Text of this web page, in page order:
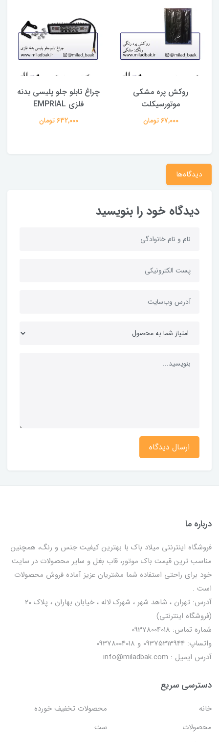
روکش پره مشکی
موتورسیکلت
67,000 تومان
چراغ تابلو جلو پلیسی بدنه
فلزی EMPRIAL
632,000 تومان
دیدگاه‌ها
دیدگاه خود را بنویسید
ارسال دیدگاه
درباره ما
فروشگاه اینترنتی میلاد باک با بهترین کیفیت جنس و رنگ، همچنین
مناسب ترین قیمت باک موتور، قاب بغل و سایر محصولات در سایت
خود برای راحتی استفاده شما مشتریان عزیز آماده فروش محصولات
است .
آدرس: تهران ، شاهد شهر ، شهرک لاله ، خیابان بهاران ، پلاک ۲۰
(فروشگاه اینترنتی)
شماره تماس: 09378004018
واتساپ: 09375313944 و 09378004018
آدرس ایمیل : info@miladbak.com
دسترسی سریع
خانه
محصولات تخفیف خورده
محصولات
ست